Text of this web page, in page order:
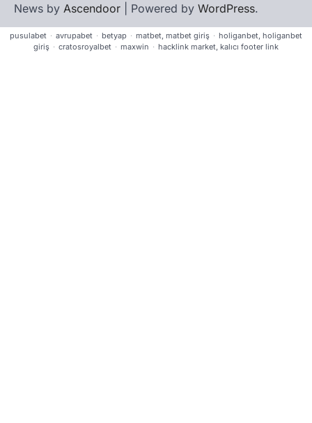
News by Ascendoor | Powered by WordPress.
pusulabet · avrupabet · betyap · matbet, matbet giriş · holiganbet, holiganbet
giriş · cratosroyalbet · maxwin · hacklink market, kalıcı footer link